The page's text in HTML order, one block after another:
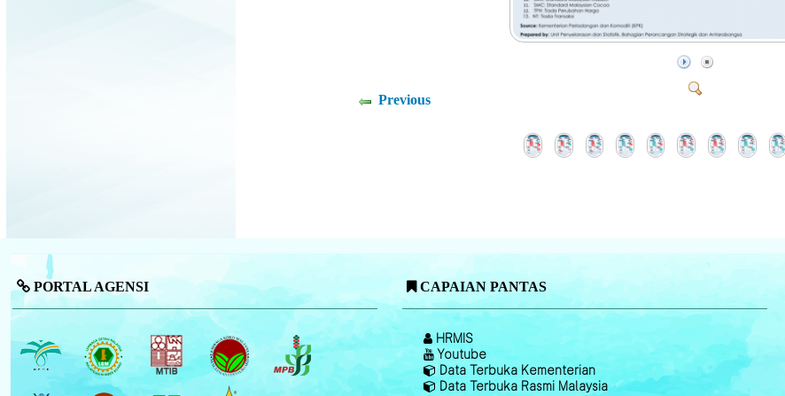
Previous
PORTAL AGENSI CAPAIAN PANTAS
HRMIS
Youtube
Data Terbuka Kementerian
Data Terbuka Rasmi Malaysia